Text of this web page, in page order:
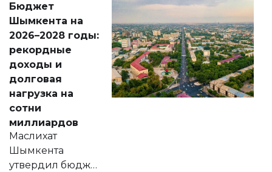
народу
Венесуэлы.
Бюджет
Шымкента на
2026–2028 годы:
рекордные
доходы и
долговая
нагрузка на
сотни
миллиардов
Маслихат
Шымкента
утвердил бюджет